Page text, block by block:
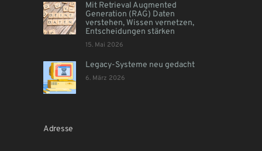
Mit Retrieval Augmented
Generation (RAG) Daten
verstehen, Wissen vernetzen,
Entscheidungen stärken
15. Mai 2026
Legacy-Systeme neu gedacht
6. März 2026
Adresse